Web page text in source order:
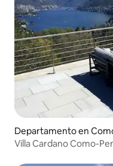
Departamento en
Villa Cardano Como-